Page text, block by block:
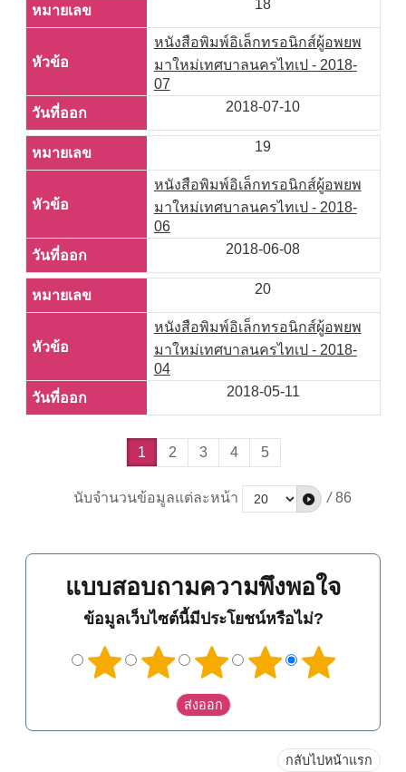
18
หนังสือพิมพ์อิเล็กทรอนิกส์ผู้อพยพ
มาใหม่เทศบาลนครไทเป - 2018-
07
2018-07-10
19
หนังสือพิมพ์อิเล็กทรอนิกส์ผู้อพยพ
มาใหม่เทศบาลนครไทเป - 2018-
06
2018-06-08
20
หนังสือพิมพ์อิเล็กทรอนิกส์ผู้อพยพ
มาใหม่เทศบาลนครไทเป - 2018-
04
2018-05-11
1 2 3 4 5
นับจำนวนข้อมูลแต่ละหน้า / 86
แบบสอบถามความพึงพอใจ
ข้อมูลเว็บไซต์นี้มีประโยชน์หรือไม่?
กลับไปหน้าแรก